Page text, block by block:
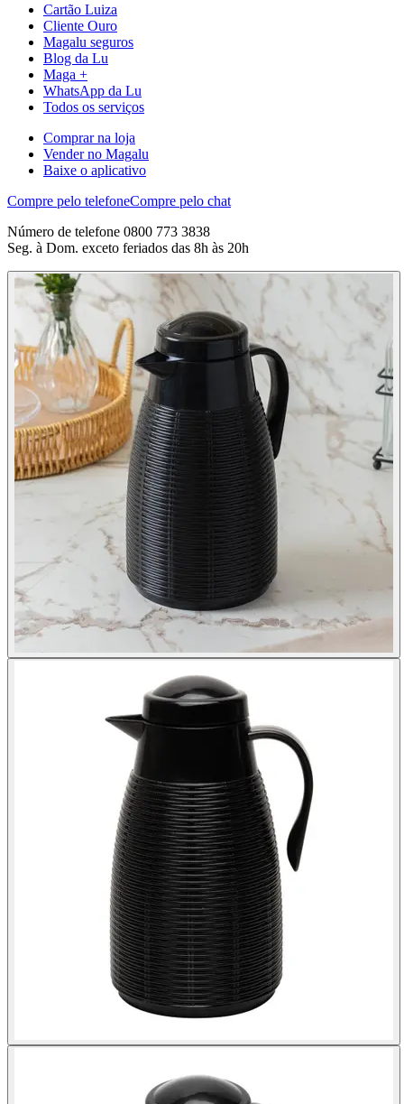
Cartão Luiza
Cliente Ouro
Magalu seguros
Blog da Lu
Maga +
WhatsApp da Lu
Todos os serviços
Comprar na loja
Vender no Magalu
Baixe o aplicativo
Compre pelo telefoneCompre pelo chat
Número de telefone 0800 773 3838
Seg. à Dom. exceto feriados das 8h às 20h